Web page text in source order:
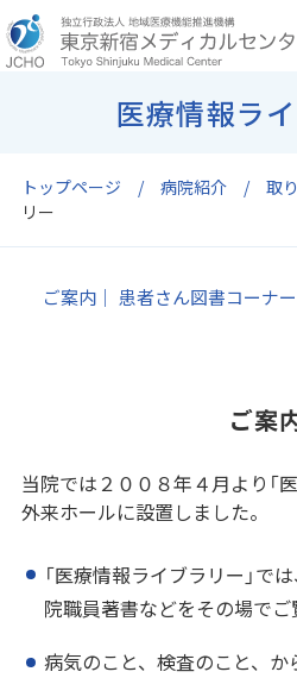
トップページ 病院紹介 取
リー
医療情報ラ
ご案内 患者さん図書コーナー
ご案
当院では２００８年４月より「
外来ホールに設置しました。
「医療情報ライブラリー」で
院職員著書などをその場でご
病気のこと、検査のこと、か